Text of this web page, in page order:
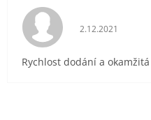
Hodnocení
2.12.2021
Rychlost dodání a